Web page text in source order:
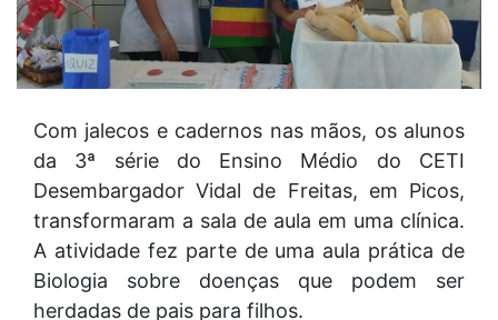
Com jalecos e cadernos nas mãos, os alunos
da 3ª série do Ensino Médio do CETI
Desembargador Vidal de Freitas, em Picos,
transformaram a sala de aula em uma clínica.
A atividade fez parte de uma aula prática de
Biologia sobre doenças que podem ser
herdadas de pais para filhos.